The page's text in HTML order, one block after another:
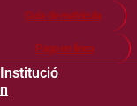
Guía de matricula
Pago en línea
Institució
n